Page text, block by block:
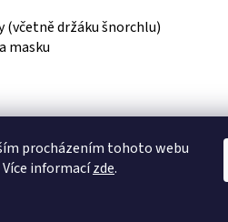
procházením tohoto webu
informacízde.
(včetně držáku šnorchlu)
masku
Divecentra CZ